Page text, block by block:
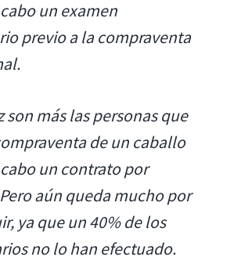
un examen
previo a la compraventa
son más las personas que
de un caballo
un contrato por
aún queda mucho por
ya que un 40% de los
no lo han efectuado.